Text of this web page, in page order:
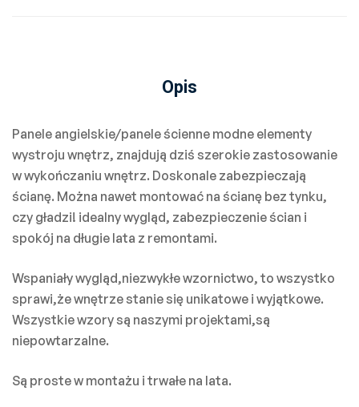
Opis
Panele angielskie/panele ścienne modne elementy
wystroju wnętrz, znajdują dziś szerokie zastosowanie
w wykończaniu wnętrz. Doskonale zabezpieczają
ścianę. Można nawet montować na ścianę bez tynku,
czy gładzi! idealny wygląd, zabezpieczenie ścian i
spokój na długie lata z remontami.
Wspaniały wygląd,niezwykłe wzornictwo, to wszystko
sprawi,że wnętrze stanie się unikatowe i wyjątkowe.
Wszystkie wzory są naszymi projektami,są
niepowtarzalne.
Są proste w montażu i trwałe na lata.